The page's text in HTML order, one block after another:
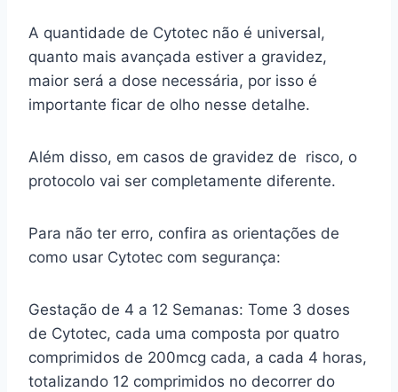
A quantidade de Cytotec não é universal,
quanto mais avançada estiver a gravidez,
maior será a dose necessária, por isso é
importante ficar de olho nesse detalhe.
Além disso, em casos de gravidez de risco, o
protocolo vai ser completamente diferente.
Para não ter erro, confira as orientações de
como usar Cytotec com segurança:
Gestação de 4 a 12 Semanas: Tome 3 doses
de Cytotec, cada uma composta por quatro
comprimidos de 200mcg cada, a cada 4 horas,
totalizando 12 comprimidos no decorrer do